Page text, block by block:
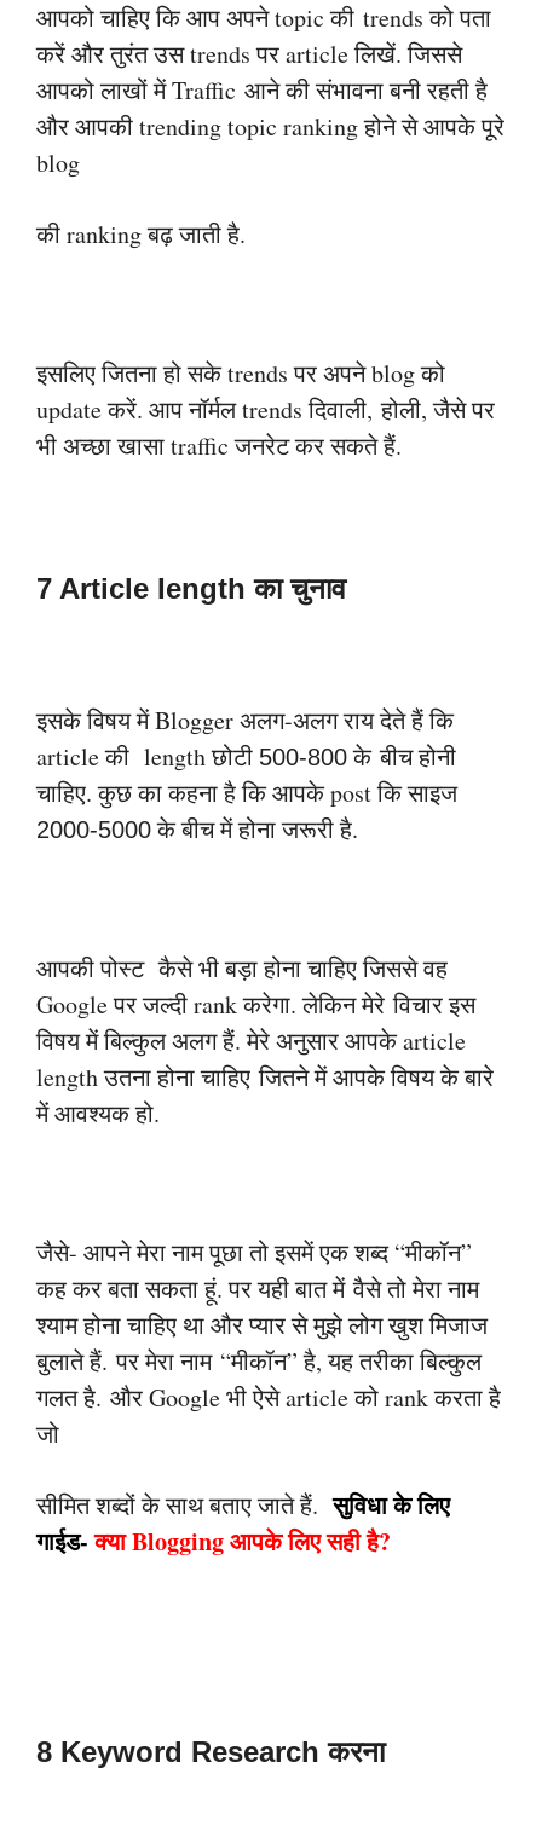
आपको चाहिए कि आप अपने topic की trends को पता
करें और तुरंत उस trends पर article लिखें. जिससे
आपको लाखों में Traffic आने की संभावना बनी रहती है
और आपकी trending topic ranking होने से आपके पूरे
blog
की ranking बढ़ जाती है.
इसलिए जितना हो सके trends पर अपने blog को
update करें. आप नॉर्मल trends दिवाली,होली, जैसे पर
भी अच्छा खासा traffic जनरेट कर सकते हैं.
7 Article Iength का चुनाव
इसके विषय में Blogger अलग-अलग राय देते हैं कि
article की length छोटी 500-800केबीच होनी
चाहिए. कुछ का कहना है कि आपके post कि साइज
2000-5000के बीच में होनाजरूरी है.
आपकी पोस्ट कैसे भी बड़ा होना चाहिए जिससे वह
Google पर जल्दी rank करेगा. लेकिन मेरेविचार इस
विषय में बिल्कुल अलग हैं. मेरे अनुसार आपके article
length उतना होना चाहिएजितने में आपके विषय के बारे
में आवश्यक हो.
जैसे- आपने मेरा नाम पूछा तो इसमें एक शब्द “मीकॉन”
कह कर बता सकता हूं. पर यही बात मेंवैसे तो मेरा नाम
श्याम होना चाहिए था और प्यार से मुझे लोग खुश मिजाज
बुलाते हैं.पर मेरा नाम “मीकॉन” है, यह तरीका बिल्कुल
गलत है. और Google भी ऐसे article को rank करता है
जो
सीमित शब्दों के साथ बताए जाते हैं.सुविधा के लिए
गाईड-क्या Blogging आपके लिए सही है?
8 Keyword Research करना